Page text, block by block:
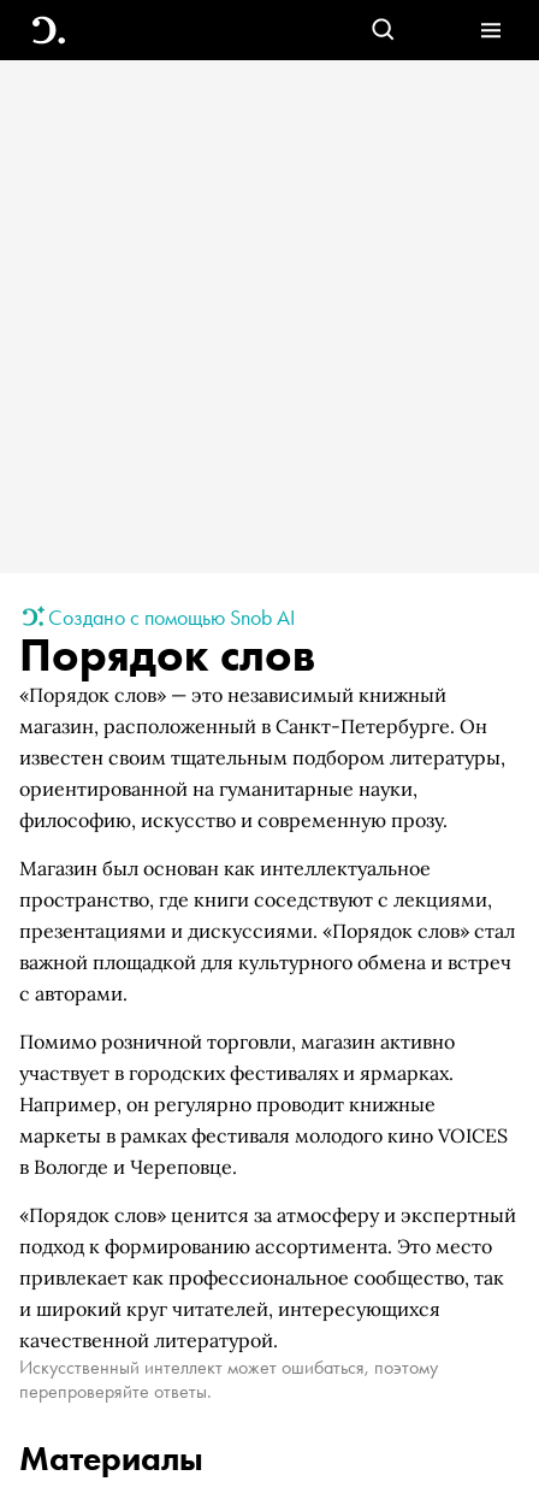
Создано с помощью Snob AI
Порядок слов
«Порядок слов» — это независимый книжный
магазин, расположенный в Санкт-Петербурге. Он
известен своим тщательным подбором литературы,
ориентированной на гуманитарные науки,
философию, искусство и современную прозу.
Магазин был основан как интеллектуальное
пространство, где книги соседствуют с лекциями,
презентациями и дискуссиями. «Порядок слов» стал
важной площадкой для культурного обмена и встреч
с авторами.
Помимо розничной торговли, магазин активно
участвует в городских фестивалях и ярмарках.
Например, он регулярно проводит книжные
маркеты в рамках фестиваля молодого кино VOICES
в Вологде и Череповце.
«Порядок слов» ценится за атмосферу и экспертный
подход к формированию ассортимента. Это место
привлекает как профессиональное сообщество, так
и широкий круг читателей, интересующихся
качественной литературой.
Искусственный интеллект может ошибаться, поэтому
перепроверяйте ответы.
Материалы